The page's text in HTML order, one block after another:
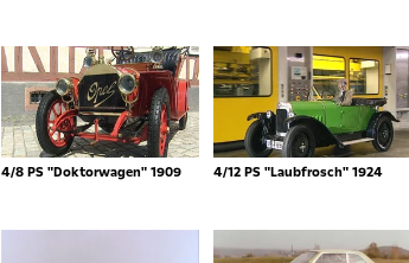
4/8 PS "Doktorwagen" 1909 4/12 PS "Laubfrosch" 1924